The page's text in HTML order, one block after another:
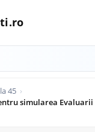
45
simularea Evaluarii